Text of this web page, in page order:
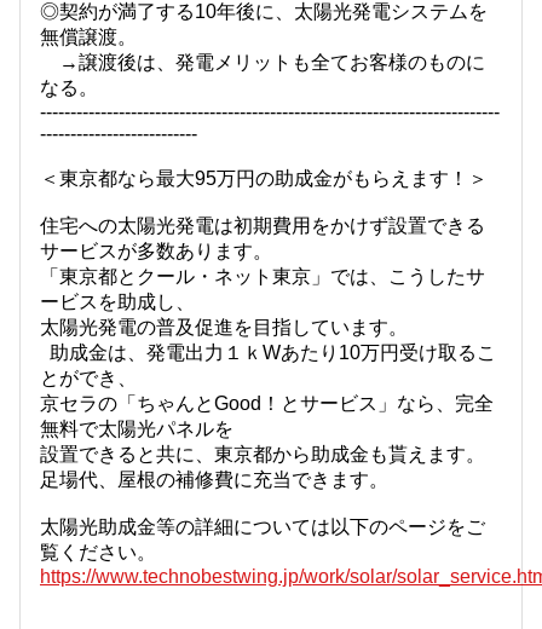
◎契約が満了する10年後に、太陽光発電システムを
無償譲渡。
→譲渡後は、発電メリットも全てお客様のものに
なる。
----------------------------------------------------------------------------
--------------------------
＜東京都なら最大95万円の助成金がもらえます！＞
住宅への太陽光発電は初期費用をかけず設置できる
サービスが多数あります。
「東京都とクール・ネット東京」では、こうしたサ
ービスを助成し、
太陽光発電の普及促進を目指しています。
助成金は、発電出力１ｋWあたり10万円受け取るこ
とができ、
京セラの「ちゃんとGood！とサービス」なら、完全
無料で太陽光パネルを
設置できると共に、東京都から助成金も貰えます。
足場代、屋根の補修費に充当できます。
太陽光助成金等の詳細については以下のページをご
覧ください。
https://www.technobestwing.jp/work/solar/